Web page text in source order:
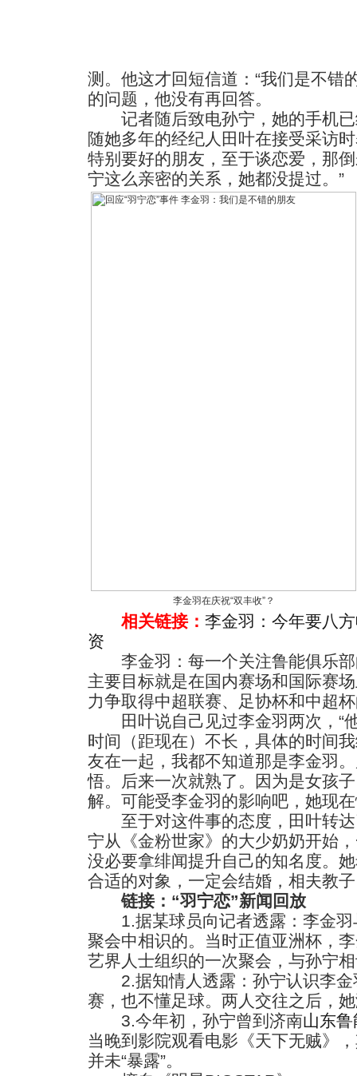
测。他这才回短信道：“我们是不错
的问题，他没有再回答。
记者随后致电孙宁，她的手机已
随她多年的经纪人田叶在接受采访
特别要好的朋友，至于谈恋爱，那
宁这么亲密的关系，她都没提过。”
李金羽在庆祝“双丰收”？
相关链接： 李金羽：今年要八
资
李金羽：每一个关注鲁能俱乐
主要目标就是在国内赛场和国际赛
力争取得中超联赛、足协杯和中超
田叶说自己见过李金羽两次，“
时间（距现在）不长，具体的时间
友在一起，我都不知道那是李金羽
悟。后来一次就熟了。因为是女孩
解。可能受李金羽的影响吧，她现
至于对这件事的态度，田叶转达
宁从《金粉世家》的大少奶奶开始
没必要拿绯闻提升自己的知名度。
合适的对象，一定会结婚，相夫教子
链接：“羽宁恋”新闻回放
1.据某球员向记者透露：李金羽
聚会中相识的。当时正值亚洲杯，
艺界人士组织的一次聚会，与孙宁
2.据知情人透露：孙宁认识李金
赛，也不懂足球。两人交往之后，
3.今年初，孙宁曾到济南山东鲁
当晚到影院观看电影《天下无贼》
并未“暴露”。